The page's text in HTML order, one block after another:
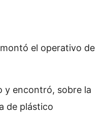
el operativo de
y encontró, sobre la
de plástico